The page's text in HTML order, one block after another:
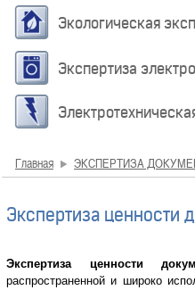
Экологическая
Экспертиза
Главная ЭКСПЕРТИЗА
Экспертиза ценности
Экспертиза ценности
распространенной и широко